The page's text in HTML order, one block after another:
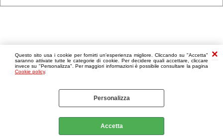
Questo sito usa i cookie per fornirti un'esperienza migliore. Cliccando su "Accetta"
saranno attivate tutte le categorie di cookie. Per decidere quali accettare, cliccare
invece su "Personalizza". Per maggiori informazioni è possibile consultare la pagina
Cookie policy.
Personalizza
Accetta